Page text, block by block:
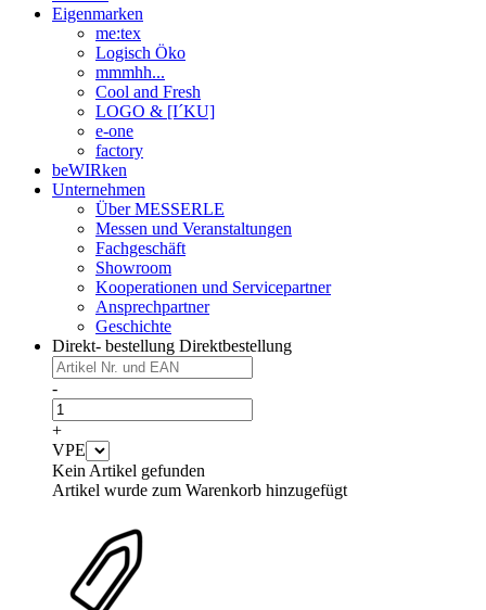
Eigenmarken
me:tex
Logisch Öko
mmmhh...
Cool and Fresh
LOGO & [I´KU]
e-one
factory
beWIRken
Unternehmen
Über MESSERLE
Messen und Veranstaltungen
Fachgeschäft
Showroom
Kooperationen und Servicepartner
Ansprechpartner
Geschichte
Direkt- bestellung Direktbestellung
-
+
VPE
Kein Artikel gefunden
Artikel wurde zum Warenkorb hinzugefügt